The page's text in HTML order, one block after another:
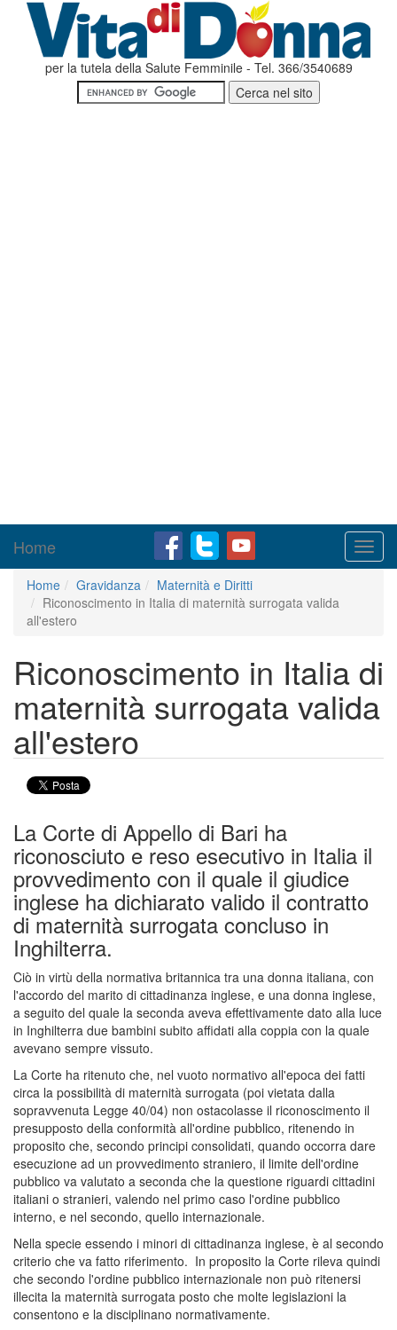
per la tutela della Salute Femminile - Tel. 366/3540689
Home
Home Gravidanza
Maternità e Diritti
Riconoscimento in Italia di maternità surrogata valida
all'estero
Riconoscimento in Italia di
maternità surrogata valida
all'estero
La Corte di Appello di Bari ha
riconosciuto e reso esecutivo in Italia il
provvedimento con il quale il giudice
inglese ha dichiarato valido il contratto
di maternità surrogata concluso in
Inghilterra.
Ciò in virtù della normativa britannica tra una donna italiana, con
l'accordo del marito di cittadinanza inglese, e una donna inglese,
a seguito del quale la seconda aveva effettivamente dato alla luce
in Inghilterra due bambini subito affidati alla coppia con la quale
avevano sempre vissuto.
La Corte ha ritenuto che, nel vuoto normativo all'epoca dei fatti
circa la possibilità di maternità surrogata (poi vietata dalla
sopravvenuta Legge 40/04) non ostacolasse il riconoscimento il
presupposto della conformità all'ordine pubblico, ritenendo in
proposito che, secondo principi consolidati, quando occorra dare
esecuzione ad un provvedimento straniero, il limite dell'ordine
pubblico va valutato a seconda che la questione riguardi cittadini
italiani o stranieri, valendo nel primo caso l'ordine pubblico
interno, e nel secondo, quello internazionale.
Nella specie essendo i minori di cittadinanza inglese, è al secondo
criterio che va fatto riferimento. In proposito la Corte rileva quindi
che secondo l'ordine pubblico internazionale non può ritenersi
illecita la maternità surrogata posto che molte legislazioni la
consentono e la disciplinano normativamente.